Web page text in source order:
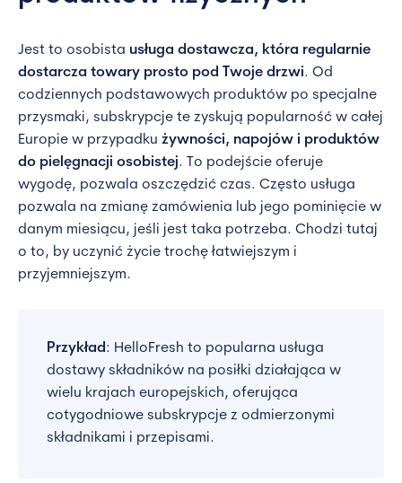
Jest to osobista usługa dostawcza, która regularnie
dostarcza towary prosto pod Twoje drzwi. Od
codziennych podstawowych produktów po specjalne
przysmaki, subskrypcje te zyskują popularność w całej
Europie w przypadku żywności, napojów i produktów
do pielęgnacji osobistej. To podejście oferuje
wygodę, pozwala oszczędzić czas. Często usługa
pozwala na zmianę zamówienia lub jego pominięcie w
danym miesiącu, jeśli jest taka potrzeba. Chodzi tutaj
o to, by uczynić życie trochę łatwiejszym i
przyjemniejszym.
Przykład: HelloFresh to popularna usługa
dostawy składników na posiłki działająca w
wielu krajach europejskich, oferująca
cotygodniowe subskrypcje z odmierzonymi
składnikami i przepisami.